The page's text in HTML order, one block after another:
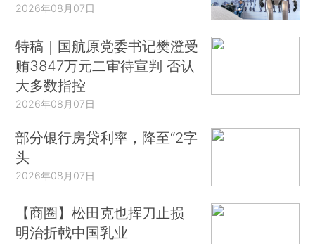
2026年08月07日
特稿｜国航原党委书记樊澄受
贿3847万元二审待宣判 否认
大多数指控
2026年08月07日
部分银行房贷利率，降至“2字
头
2026年08月07日
【商圈】松田克也挥刀止损
明治折戟中国乳业